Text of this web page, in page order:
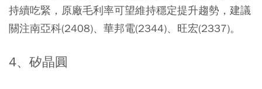
持續吃緊，原廠毛利率可望維持穩定提升趨勢，建議
關注南亞科(2408)、華邦電(2344)、旺宏(2337)。
4、矽晶圓